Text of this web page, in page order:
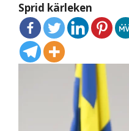
Sprid kärleken